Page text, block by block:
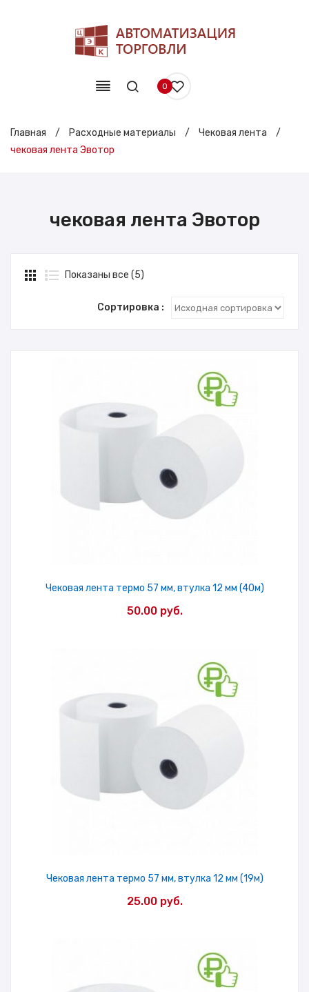
0
Главная / Расходные материалы / Чековая лента
/
чековая лента Эвотор
чековая лента Эвотор
Показаны все (5)
Сортировка :
Чековая лента термо 57 мм, втулка 12 мм (40м)
50.00 руб.
Чековая лента термо 57 мм, втулка 12 мм (19м)
25.00 руб.